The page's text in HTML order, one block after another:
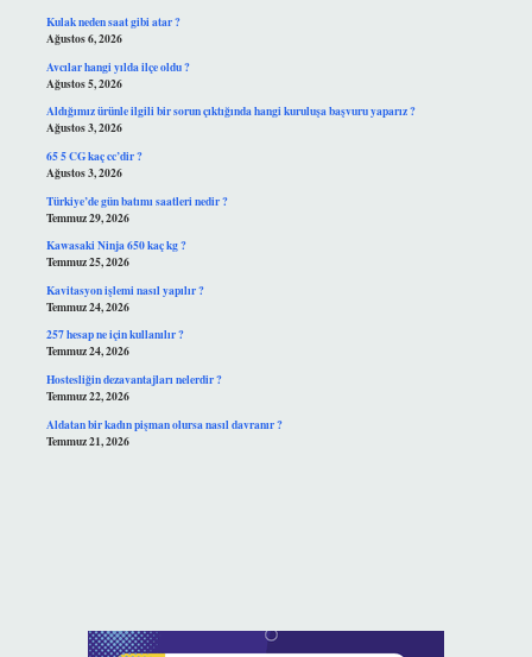
Kulak neden saat gibi atar ?
Ağustos 6, 2026
Avcılar hangi yılda ilçe oldu ?
Ağustos 5, 2026
Aldığımız ürünle ilgili bir sorun çıktığında hangi kuruluşa başvuru yaparız ?
Ağustos 3, 2026
65 5 CG kaç cc’dir ?
Ağustos 3, 2026
Türkiye’de gün batımı saatleri nedir ?
Temmuz 29, 2026
Kawasaki Ninja 650 kaç kg ?
Temmuz 25, 2026
Kavitasyon işlemi nasıl yapılır ?
Temmuz 24, 2026
257 hesap ne için kullanılır ?
Temmuz 24, 2026
Hostesliğin dezavantajları nelerdir ?
Temmuz 22, 2026
Aldatan bir kadın pişman olursa nasıl davranır ?
Temmuz 21, 2026